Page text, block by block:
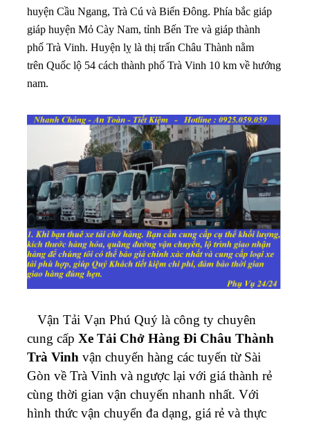
huyện Cầu Ngang, Trà Cú và Biển Đông. Phía bắc giáp
giáp huyện Mỏ Cày Nam, tỉnh Bến Tre và giáp thành
phố Trà Vinh. Huyện lỵ là thị trấn Châu Thành nằm
trên Quốc lộ 54 cách thành phố Trà Vinh 10 km về hướng
nam.
Vận Tải Vạn Phú Quý là công ty chuyên
cung cấp Xe Tải Chở Hàng Đi Châu Thành
Trà Vinh vận chuyển hàng các tuyến từ Sài
Gòn về Trà Vinh và ngược lại với giá thành rẻ
cùng thời gian vận chuyển nhanh nhất. Với
hình thức vận chuyển đa dạng, giá rẻ và thực